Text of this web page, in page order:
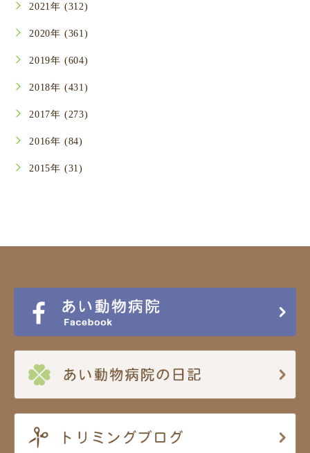
2021年 (312)
2020年 (361)
2019年 (604)
2018年 (431)
2017年 (273)
2016年 (84)
2015年 (31)